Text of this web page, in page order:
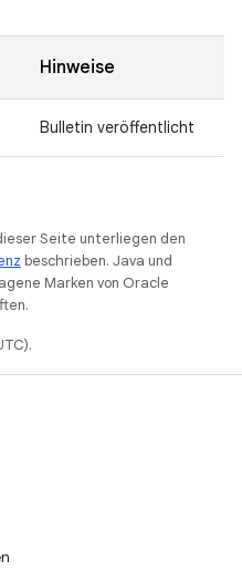
Hinweise
Bulletin veröffentlicht
Seite unterliegen den
beschrieben. Java und
Marken von Oracle